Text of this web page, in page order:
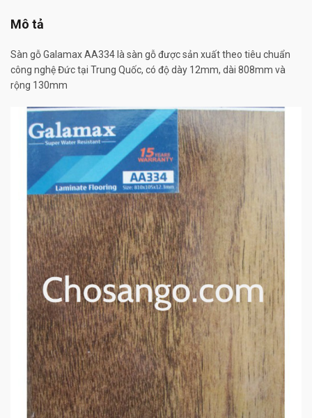
Mô tả
Sàn gỗ Galamax AA334 là sàn gỗ được sản xuất theo tiêu chuẩn
công nghệ Đức tại Trung Quốc, có độ dày 12mm, dài 808mm và
rộng 130mm